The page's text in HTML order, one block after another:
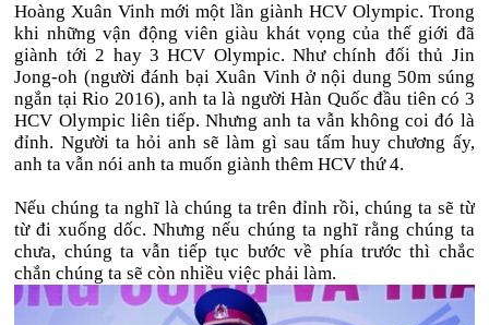
Hoàng Xuân Vinh mới một lần giành HCV Olympic. Trong
khi những vận động viên giàu khát vọng của thế giới đã
giành tới 2 hay 3 HCV Olympic. Như chính đối thủ Jin
Jong-oh (người đánh bại Xuân Vinh ở nội dung 50m súng
ngắn tại Rio 2016), anh ta là người Hàn Quốc đầu tiên có 3
HCV Olympic liên tiếp. Nhưng anh ta vẫn không coi đó là
đỉnh. Người ta hỏi anh sẽ làm gì sau tấm huy chương ấy,
anh ta vẫn nói anh ta muốn giành thêm HCV thứ 4.
Nếu chúng ta nghĩ là chúng ta trên đỉnh rồi, chúng ta sẽ từ
từ đi xuống dốc. Nhưng nếu chúng ta nghĩ rằng chúng ta
chưa, chúng ta vẫn tiếp tục bước về phía trước thì chắc
chắn chúng ta sẽ còn nhiều việc phải làm.